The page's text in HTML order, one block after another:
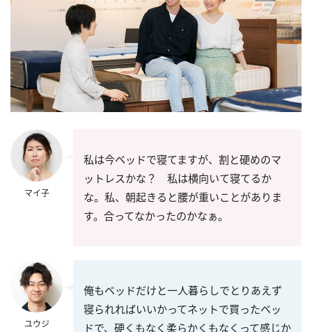
マイ子
私は今ベッドで寝てますが、割と硬めのマ
ットレスかな？ 私は横向いて寝てるか
な。私、朝起きると腰が重いことがありま
す。合ってなかったのかなぁ。
ユウジ
俺もベッドだけと一人暮らしでとりあえず
寝られればいいかってネットで買ったベッ
ドで、硬くもなく柔らかくもなくって感じか